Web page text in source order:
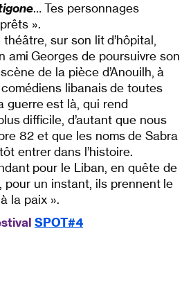
… Tes personnages
».
théâtre, sur son lit d’hôpital,
ami Georges de poursuivre son
de la pièce d’Anouilh, à
libanais de toutes
guerre est là, qui rend
difficile, d’autant que nous
82 et que les noms de Sabra
entrer dans l’histoire.
pour le Liban, en quête de
pour un instant, ils prennent le
la paix ».
SPOT#4